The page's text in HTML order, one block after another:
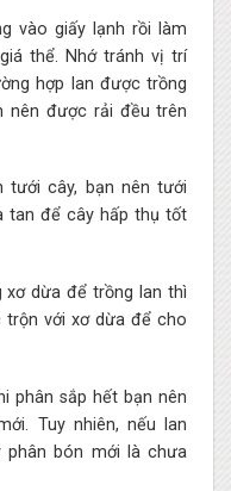
vào giấy lạnh rồi làm
thể. Nhớ tránh vị trí
hợp lan được trồng
nên được rải đều trên
tưới cây, bạn nên tưới
tan để cây hấp thụ tốt
xơ dừa để trồng lan thì
với xơ dừa để cho
phân sắp hết bạn nên
Tuy nhiên, nếu lan
bón mới là chưa